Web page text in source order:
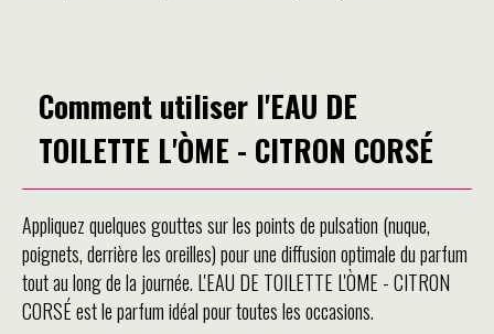
Comment utiliser l'EAU DE
TOILETTE L'ÒME - CITRON CORSÉ
Appliquez quelques gouttes sur les points de pulsation (nuque,
poignets, derrière les oreilles) pour une diffusion optimale du parfum
tout au long de la journée. L'EAU DE TOILETTE L'ÒME - CITRON
CORSÉ est le parfum idéal pour toutes les occasions.